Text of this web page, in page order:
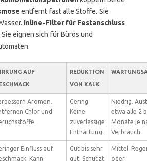
entfernt fast alle Stoffe. Sie
Inline-Filter für Festanschluss
eignen sich für Büros und
AUF
REDUKTION
VON KALK
Aromen.
Chlor und
Gering.
Keine
zuverlässige
Enthärtung.
Niedrig.
etwa alle 2
Monate je
Verbrauch.
Einfluss auf
Kann
Gut bis sehr
gut. Schützt
Mittel.
oder